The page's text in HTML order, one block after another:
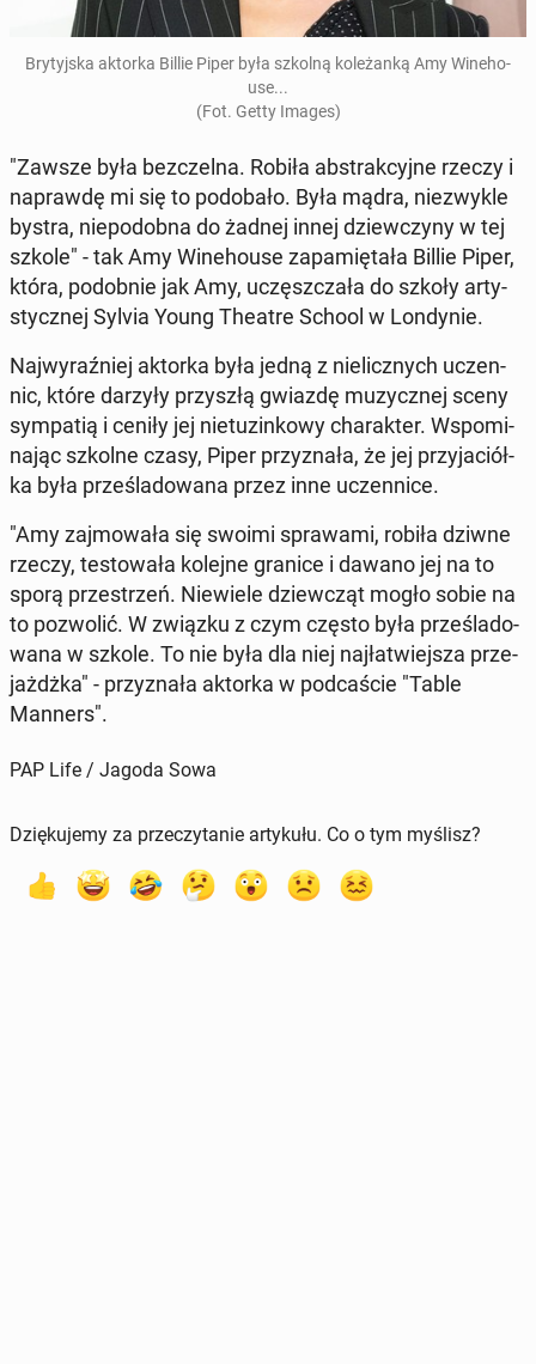
Bry­tyj­ska aktorka Billie Piper była szkolną ko­le­żan­ką Amy Wi­ne­ho­
use...
(Fot. Getty Images)
"Zawsze była bez­czel­na. Robiła abs­trak­cyj­ne rzeczy i
na­praw­dę mi się to po­do­ba­ło. Była mądra, nie­zwy­kle
bystra, nie­po­dob­na do żadnej innej dziew­czy­ny w tej
szkole" - tak Amy Wi­ne­ho­use za­pa­mię­ta­ła Billie Piper,
która, po­dob­nie jak Amy, uczęsz­cza­ła do szkoły ar­ty­
stycz­nej Sylvia Young Theatre School w Lon­dy­nie.
Naj­wy­raź­niej aktorka była jedną z nie­licz­nych uczen­
nic, które darzyły przy­szłą gwiazdę mu­zycz­nej sceny
sym­pa­tią i ceniły jej nie­tu­zin­ko­wy cha­rak­ter. Wspo­mi­
na­jąc szkolne czasy, Piper przy­zna­ła, że jej przy­ja­ciół­
ka była prze­śla­do­wa­na przez inne uczen­ni­ce.
"Amy zaj­mo­wa­ła się swoimi spra­wa­mi, robiła dziwne
rzeczy, te­sto­wa­ła kolejne granice i dawano jej na to
sporą prze­strzeń. Nie­wie­le dziew­cząt mogło sobie na
to po­zwo­lić. W związku z czym często była prze­śla­do­
wa­na w szkole. To nie była dla niej naj­ła­twiej­sza prze­
jażdż­ka" - przy­zna­ła aktorka w pod­ca­ście "Table
Manners".
PAP Life / Jagoda Sowa
Dziękujemy za przeczytanie artykułu. Co o tym myślisz?